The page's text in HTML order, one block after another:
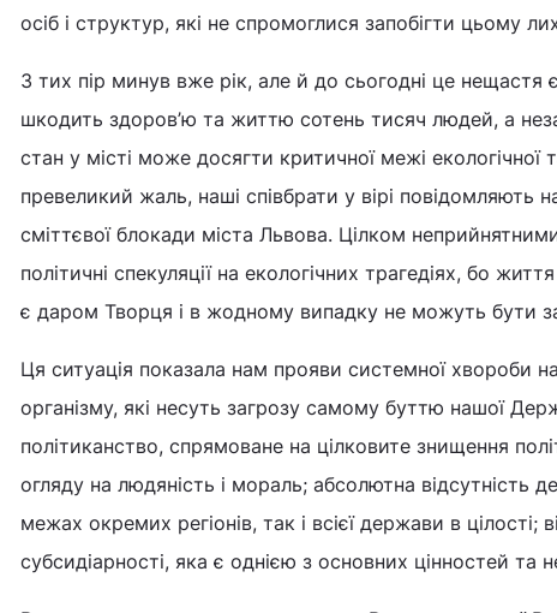
осіб і структур, які не спромоглися запобігти цьому
З тих пір минув вже рік, але й до сьогодні це нещастя
шкодить здоров’ю та життю сотень тисяч людей, а
стан у місті може досягти критичної межі екологічної
превеликий жаль, наші співбрати у вірі повідомляють
сміттєвої блокади міста Львова. Цілком
політичні спекуляції на екологічних трагедіях, бо
є даром Творця і в жодному випадку не можуть бути
Ця ситуація показала нам прояви системної хвороби
організму, які несуть загрозу самому буттю нашої
політиканство, спрямоване на цілковите знищення
огляду на людяність і мораль; абсолютна відсутність
межах окремих регіонів, так і всієї держави в цілості;
субсидіарності, яка є однією з основних цінностей та